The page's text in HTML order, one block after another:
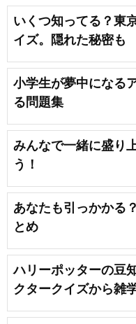
いくつ知ってる？東
イズ。隠れた秘密も
小学生が夢中になる
る問題集
みんなで一緒に盛り
う！
あなたも引っかかる
とめ
ハリーポッターの豆
クタークイズから雑